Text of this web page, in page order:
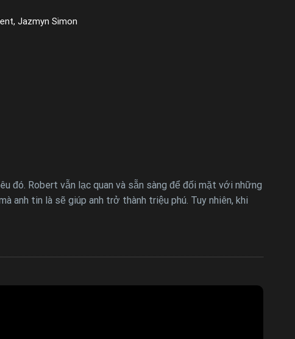
Jazmyn Simon
đó. Robert vẫn lạc quan và sẵn sàng để đối mặt với những
anh tin là sẽ giúp anh trở thành triệu phú. Tuy nhiên, khi